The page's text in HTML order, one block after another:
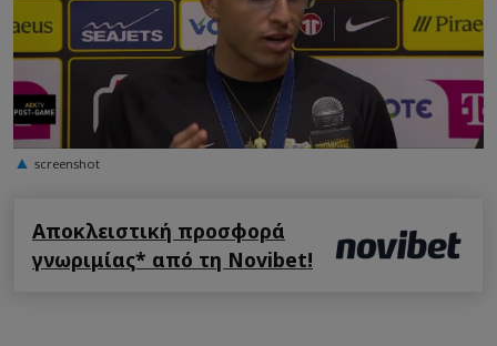
screenshot
Αποκλειστική προσφορά
γνωριμίας* από τη Novibet!